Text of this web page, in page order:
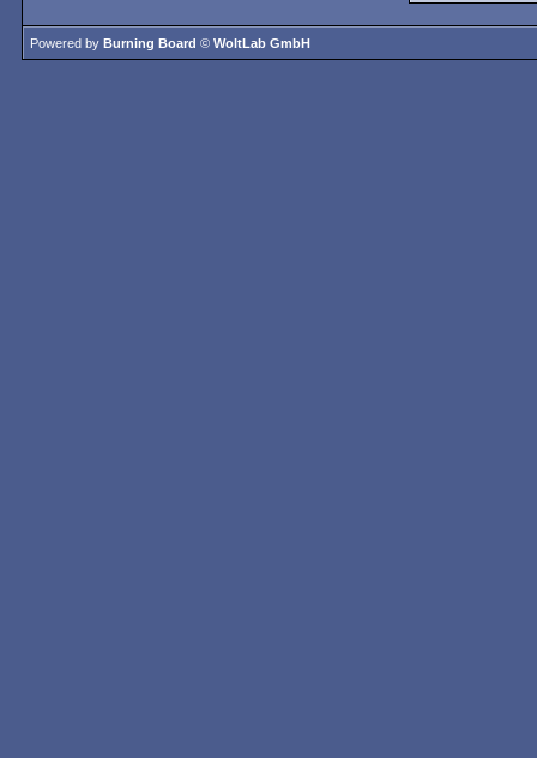
Powered by Burning Board © WoltLab GmbH